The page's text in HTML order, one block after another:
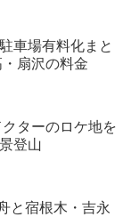
車場有料化まと
扇沢の料金
ターのロケ地を
登山
と宿根木・吉永